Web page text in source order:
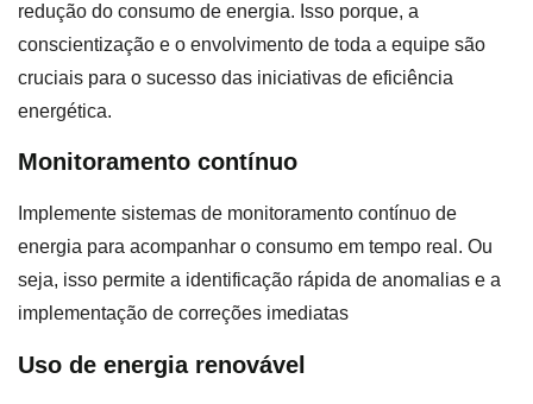
redução do consumo de energia. Isso porque, a
conscientização e o envolvimento de toda a equipe são
cruciais para o sucesso das iniciativas de eficiência
energética.
Monitoramento contínuo
Implemente sistemas de monitoramento contínuo de
energia para acompanhar o consumo em tempo real. Ou
seja, isso permite a identificação rápida de anomalias e a
implementação de correções imediatas
Uso de energia renovável